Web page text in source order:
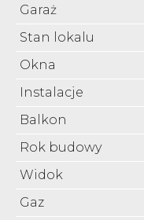
Garaż
Stan lokalu
Okna
Instalacje
Balkon
Rok budowy
Widok
Gaz